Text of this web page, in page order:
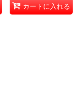
カートに入れる